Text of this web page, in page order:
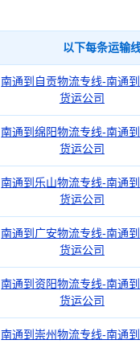
以下每条运输
南通到自贡物流专线-南通
货运公司
南通到绵阳物流专线-南通
货运公司
南通到乐山物流专线-南通
货运公司
南通到广安物流专线-南通
货运公司
南通到资阳物流专线-南通
货运公司
南通到崇州物流专线-南通